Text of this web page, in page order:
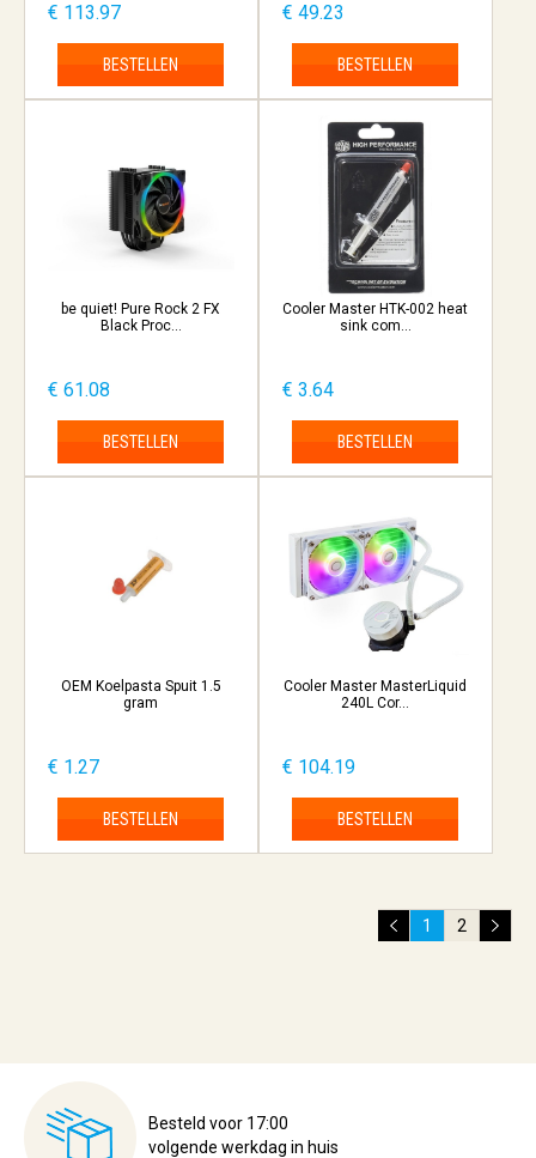
€ 113.97
BESTELLEN
€ 49.23
BESTELLEN
be quiet! Pure Rock 2 FX
Black Proc...
€ 61.08
BESTELLEN
Cooler Master HTK-002 heat
sink com...
€ 3.64
BESTELLEN
OEM Koelpasta Spuit 1.5
gram
€ 1.27
BESTELLEN
Cooler Master MasterLiquid
240L Cor...
€ 104.19
BESTELLEN
1 2
Besteld voor 17:00
volgende werkdag in huis